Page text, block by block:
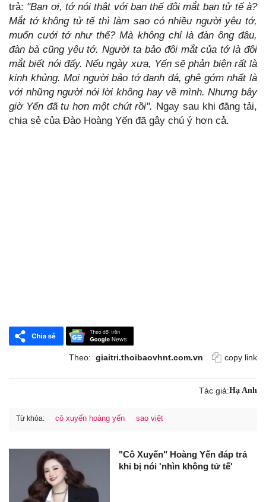
trả: "Bạn ơi, tớ nói thật với bạn thế đôi mắt bạn tử tế à?
Mắt tớ không tử tế thì làm sao có nhiều người yêu tớ,
muốn cưới tớ như thế? Mà không chỉ là đàn ông đâu,
đàn bà cũng yêu tớ. Người ta bảo đôi mắt của tớ là đôi
mắt biết nói đấy. Nếu ngày xưa, Yến sẽ phản biện rất là
kinh khủng. Mọi người bảo tớ đanh đá, ghê gớm nhất là
với những người nói lời không hay về mình. Nhưng bây
giờ Yến đã tu hơn một chút rồi". Ngay sau khi đăng tải,
chia sẻ của Đào Hoàng Yến đã gây chú ý hơn cả.
Theo: giaitri.thoibaovhnt.com.vn copy link
Tác giả:Hạ Anh
Từ khóa: cô xuyến hoàng yến sao việt
"Cô Xuyến" Hoàng Yến đáp trả
khi bị nói 'nhìn không tử tế'